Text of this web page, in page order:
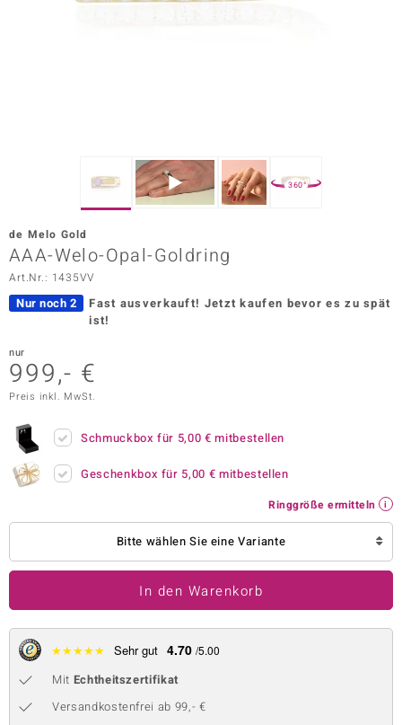
Vogue
BY DE MELO
Collection
360°
de Melo Gold
AAA-Welo-Opal-Goldring
Art.Nr.: 1435VV
Nur noch 2 Fast ausverkauft! Jetzt kaufen bevor es zu spät
ist!
nur
999,- €
Preis inkl. MwSt.
Schmuckbox für 5,00 € mitbestellen
Geschenkbox für 5,00 € mitbestellen
Ringgröße ermitteln
Bitte wählen Sie eine Variante
In den Warenkorb
★★★★★ Sehr gut 4.70 /5.00
Mit Echtheitszertifikat
Versandkostenfrei ab 99,- €